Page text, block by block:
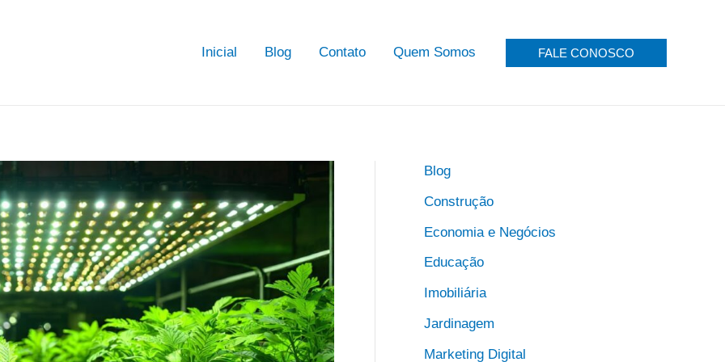
Inicial Blog Contato Quem Somos FALE CONOSCO
Blog
Construção
Economia e Negócios
Educação
Imobiliária
Jardinagem
Marketing Digital